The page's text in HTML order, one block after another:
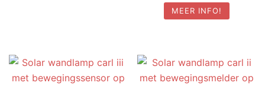
MEER INFO!